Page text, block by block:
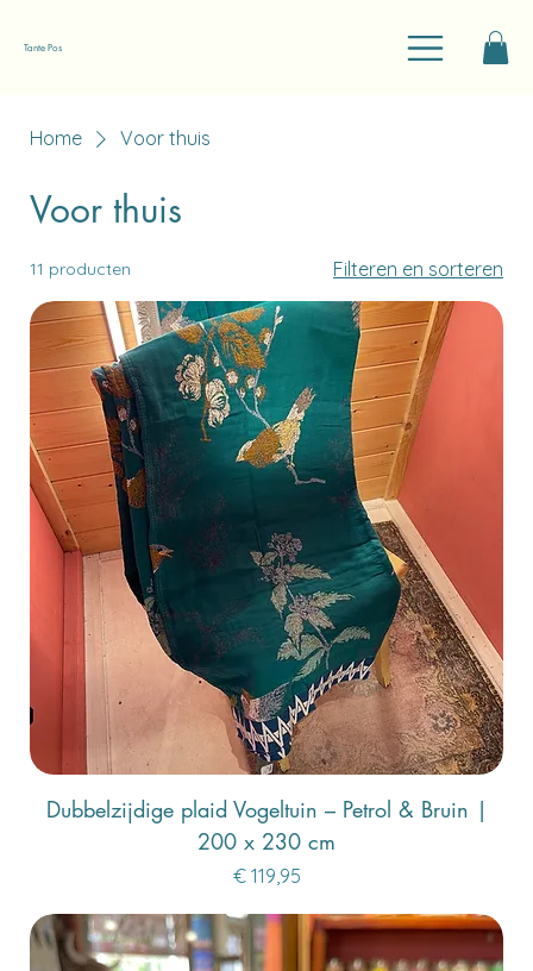
Tante Pos
Home Voor thuis
Voor thuis
11 producten Filteren en sorteren
Dubbelzijdige plaid Vogeltuin – Petrol & Bruin |
200 x 230 cm
Prijs
€ 119,95